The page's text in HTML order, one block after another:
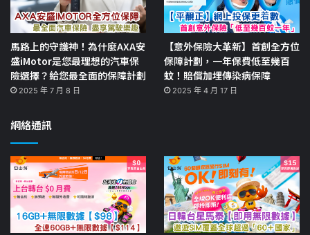
馬路上的守護神！為什麼AXA安
盛iMotor是您最理想的汽車保
險選擇？給您最全面的保障計劃
2025 年 7 月 8 日
【意外保險大革新】首創全方位
保障計劃，一年保費低至幾百
蚊！賠償加埋傳染病保障
2025 年 4 月 17 日
網絡通訊